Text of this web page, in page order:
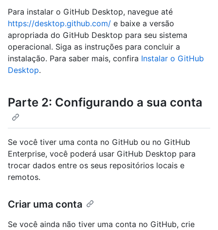
Para instalar o GitHub Desktop, navegue até
https://desktop.github.com/ e baixe a versão
apropriada do GitHub Desktop para seu sistema
operacional. Siga as instruções para concluir a
instalação. Para saber mais, confira Instalar o GitHub
Desktop.
Parte 2: Configurando a sua conta
Se você tiver uma conta no GitHub ou no GitHub
Enterprise, você poderá usar GitHub Desktop para
trocar dados entre os seus repositórios locais e
remotos.
Criar uma conta
Se você ainda não tiver uma conta no GitHub, crie